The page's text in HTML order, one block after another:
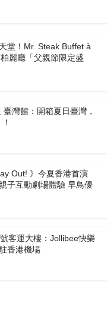
堂！Mr. Steak Buffet à
麗廳「⽗親節限定盛
灣館：開箱夏日臺灣，
Out! 》今夏香港首演
子互動劇場體驗 早鳥優
客運大樓：Jollibee快樂
香港機場